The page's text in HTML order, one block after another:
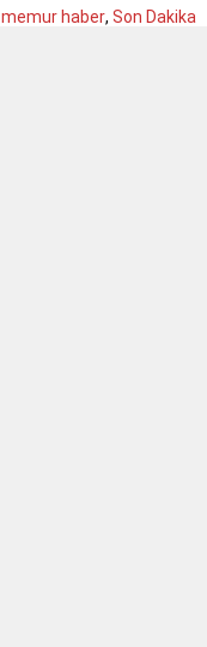
memur haber, Son Dakika